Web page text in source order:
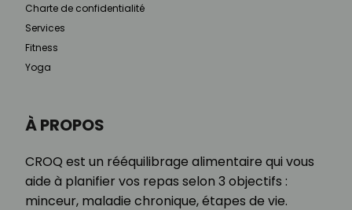
À PROPOS
CROQ est un rééquilibrage alimentaire qui vous
aide à planifier vos repas selon 3 objectifs :
minceur, maladie chronique, étapes de vie.
Charte de confidentialité
Services
Fitness
Yoga